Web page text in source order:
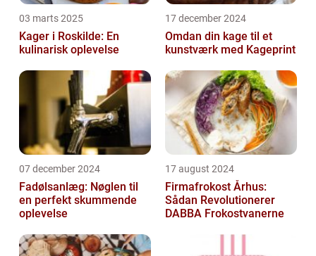
03 marts 2025
Kager i Roskilde: En
kulinarisk oplevelse
17 december 2024
Omdan din kage til et
kunstværk med Kageprint
07 december 2024
Fadølsanlæg: Nøglen til
en perfekt skummende
oplevelse
17 august 2024
Firmafrokost Århus:
Sådan Revolutionerer
DABBA Frokostvanerne